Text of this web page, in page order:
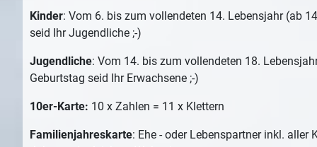
Kinder: Vom 6. bis zum vollendeten 14. Lebensjahr (ab
seid Ihr Jugendliche ;-)
Jugendliche: Vom 14. bis zum vollendeten 18.
Geburtstag seid Ihr Erwachsene ;-)
10er-Karte: 10 x Zahlen = 11 x Klettern
Familienjahreskarte: Ehe - oder Lebenspartner inkl. aller